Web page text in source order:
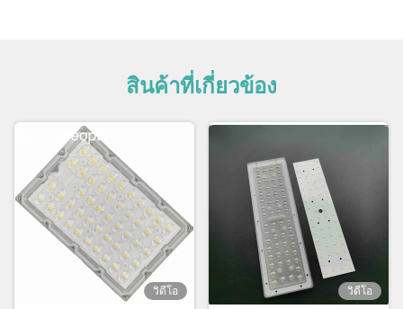
สินค้าที่เกี่ยวข้อง
วิดีโอ วิดีโอ